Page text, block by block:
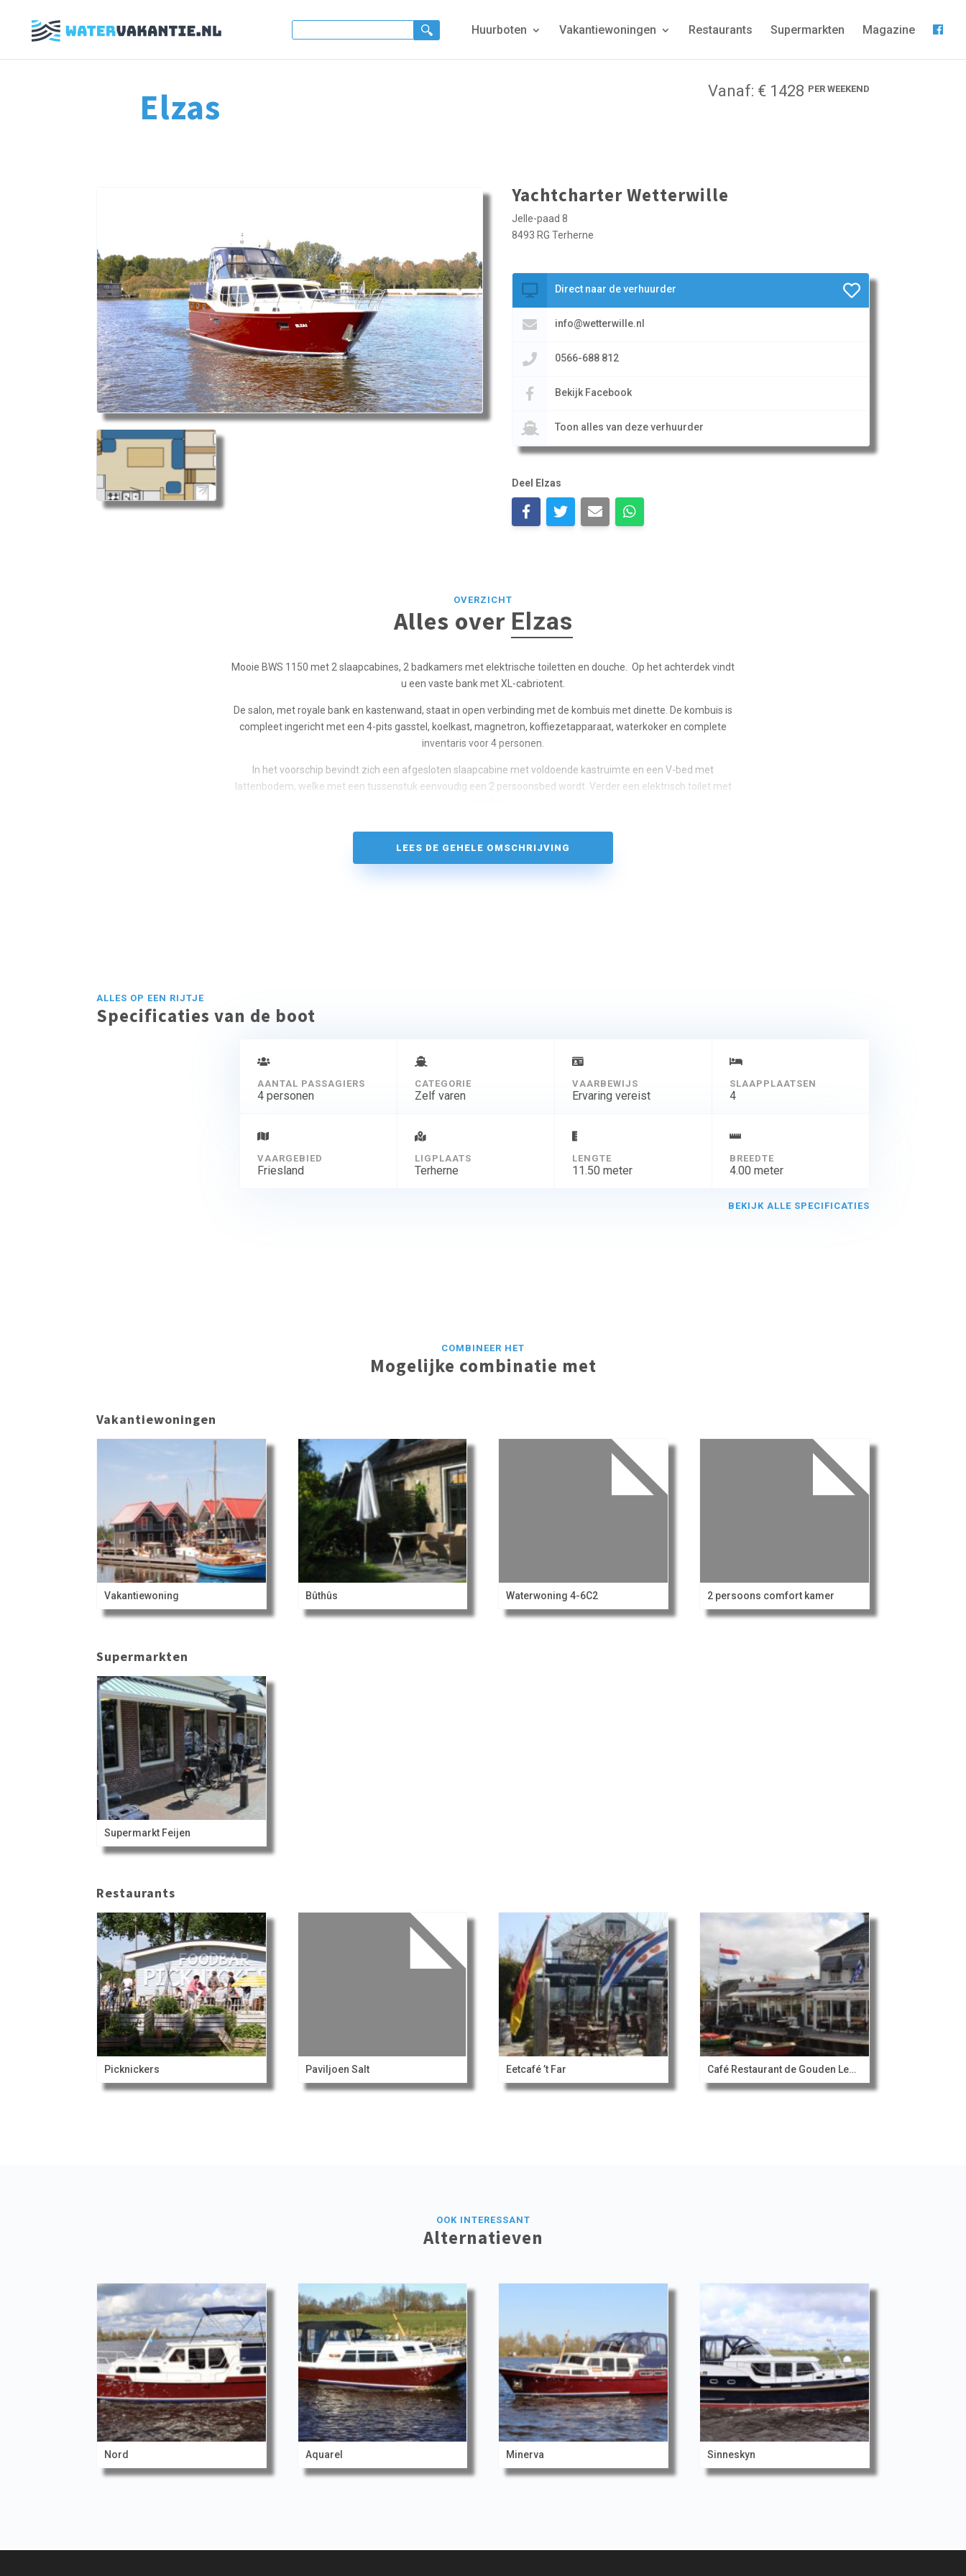
Huurboten Vakantiewoningen Restaurants Supermarkten Magazine
Elzas Vanaf: € 1428 PER WEEKEND
Yachtcharter Wetterwille
Jelle-paad 8
8493 RG Terherne
Direct naar de verhuurder
info@wetterwille.nl
0566-688 812
Bekijk Facebook
Toon alles van deze verhuurder
Deel Elzas
OVERZICHT
Alles over Elzas
Mooie BWS 1150 met 2 slaapcabines, 2 badkamers met elektrische toiletten en douche. Op het achterdek vindt
u een vaste bank met XL-cabriotent.
De salon, met royale bank en kastenwand, staat in open verbinding met de kombuis met dinette. De kombuis is
compleet ingericht met een 4-pits gasstel, koelkast, magnetron, koffiezetapparaat, waterkoker en complete
inventaris voor 4 personen.
In het voorschip bevindt zich een afgesloten slaapcabine met voldoende kastruimte en een V-bed met
lattenbodem, welke met een tussenstuk eenvoudig een 2 persoonsbed wordt. Verder een elektrisch toilet met
In het achterschip bevindt zich een afgesloten slaapcabine met half vrijstaand 2-persoonsbed met
lattenbodem, een toiletruimte met elektrisch toilet en wastafel en een separate douche.
LEES DE GEHELE OMSCHRIJVING
ALLES OP EEN RIJTJE
Specificaties van de boot
AANTAL PASSAGIERS
4 personen
CATEGORIE
Zelf varen
VAARBEWIJS
Ervaring vereist
SLAAPPLAATSEN
4
VAARGEBIED
Friesland
LIGPLAATS
Terherne
LENGTE
11.50 meter
BREEDTE
4.00 meter
BEKIJK ALLE SPECIFICATIES
COMBINEER HET
Mogelijke combinatie met
Vakantiewoningen
Vakantiewoning Bûthûs Waterwoning 4-6C2 2 persoons comfort kamer
Supermarkten
Supermarkt Feijen
Restaurants
Picknickers Paviljoen Salt Eetcafé ’t Far Café Restaurant de Gouden Leeuw
OOK INTERESSANT
Alternatieven
Nord Aquarel Minerva Sinneskyn